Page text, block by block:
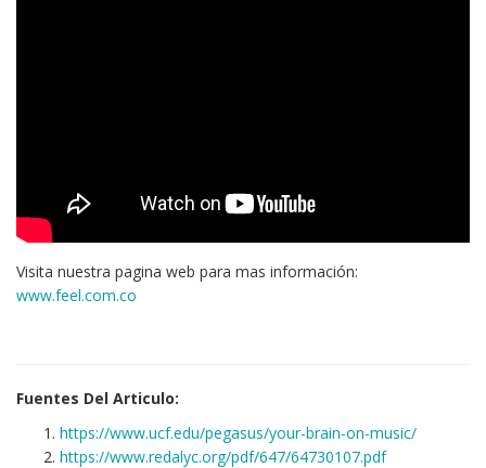
Visita nuestra pagina web para mas información:
www.feel.com.co
Fuentes Del Articulo:
https://www.ucf.edu/pegasus/your-brain-on-music/
https://www.redalyc.org/pdf/647/64730107.pdf